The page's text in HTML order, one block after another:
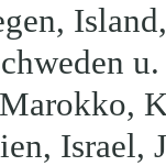
Israel,